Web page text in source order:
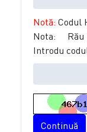
Notă: Codul
Nota: Rău
Introdu
Continuă